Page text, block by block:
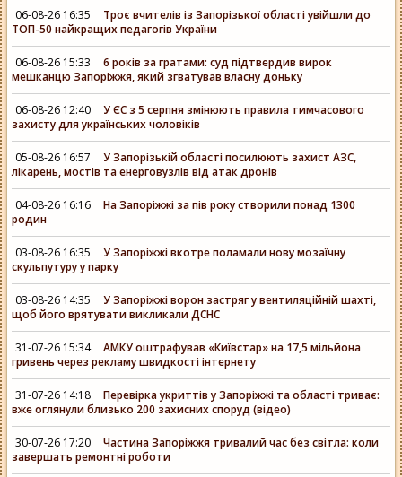
06-08-26 16:35
Троє вчителів із Запорізької області увійшли до
ТОП-50 найкращих педагогів України
06-08-26 15:33
6 років за гратами: суд підтвердив вирок
мешканцю Запоріжжя, який згватував власну доньку
06-08-26 12:40
У ЄС з 5 серпня змінюють правила тимчасового
захисту для українських чоловіків
05-08-26 16:57
У Запорізькій області посилюють захист АЗС,
лікарень, мостів та енерговузлів від атак дронів
04-08-26 16:16
На Запоріжжі за пів року створили понад 1300
родин
03-08-26 16:35
У Запоріжжі вкотре поламали нову мозаїчну
скульпутуру у парку
03-08-26 14:35
У Запоріжжі ворон застряг у вентиляційній шахті,
щоб його врятувати викликали ДСНС
31-07-26 15:34
АМКУ оштрафував «Київстар» на 17,5 мільйона
гривень через рекламу швидкості інтернету
31-07-26 14:18
Перевірка укриттів у Запоріжжі та області триває:
вже оглянули близько 200 захисних споруд (відео)
30-07-26 17:20
Частина Запоріжжя тривалий час без світла: коли
завершать ремонтні роботи